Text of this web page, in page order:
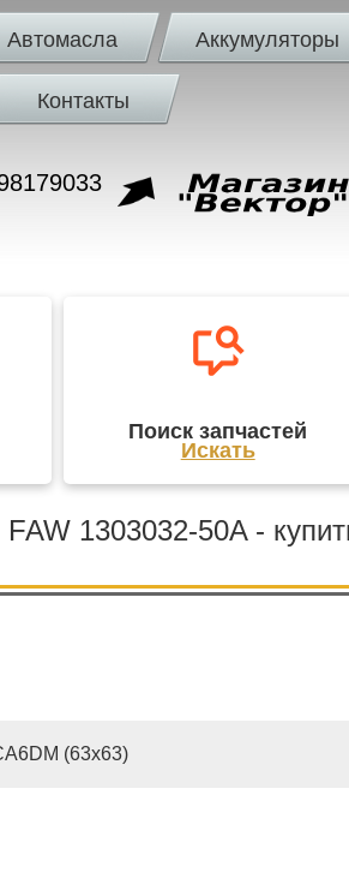
Автомасла Аккумуляторы
Контакты
Поиск запчастей
Искать
1303032-50A -
(63х63)